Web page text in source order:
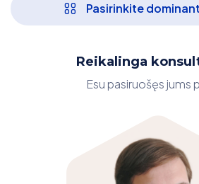
Pasirinkite
Reikalinga
Esu pasiruošęs jums